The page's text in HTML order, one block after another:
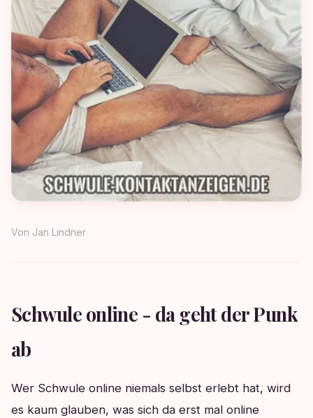
Von Jan Lindner
Schwule online - da geht der Punk
ab
Wer Schwule online niemals selbst erlebt hat, wird
es kaum glauben, was sich da erst mal online